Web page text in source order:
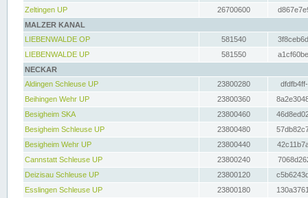
Zeltingen UP
26700600
MALZER KANAL
LIEBENWALDE OP
581540
LIEBENWALDE UP
581550
NECKAR
Aldingen Schleuse UP
23800280
Beihingen Wehr UP
23800360
Besigheim SKA
23800460
Besigheim Schleuse UP
23800480
Besigheim Wehr UP
23800440
Cannstatt Schleuse UP
23800240
Deizisau Schleuse UP
23800120
Esslingen Schleuse UP
23800180